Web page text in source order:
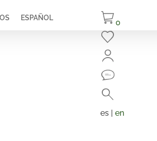
ESPAÑOL 0
es | en